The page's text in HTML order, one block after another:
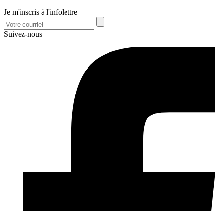
Je m'inscris à l'infolettre
Suivez-nous